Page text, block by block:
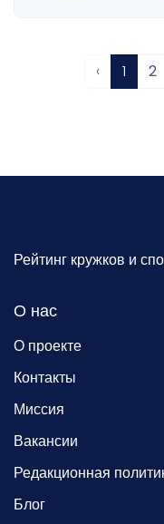
‹ 1 2
Рейтинг кружков и
О нас
О проекте
Контакты
Миссия
Вакансии
Редакционная
Блог